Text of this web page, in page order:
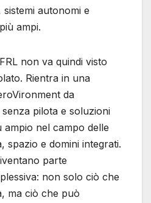
autonomi e
ampi.
non va quindi visto
Rientra in una
da
pilota e soluzioni
nel campo delle
spazio e domini integrati.
parte
non solo ciò che
ma ciò che può